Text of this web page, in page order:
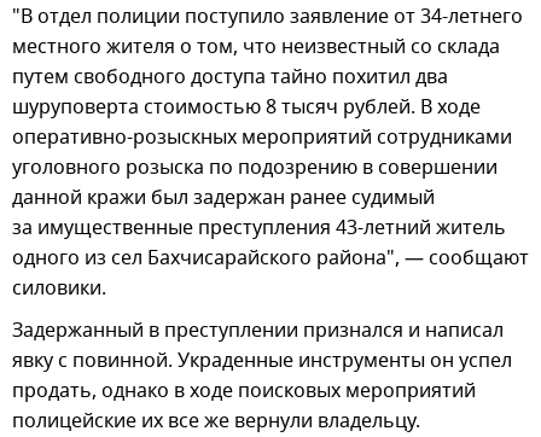
"В отдел полиции поступило заявление от 34-летнего
местного жителя о том, что неизвестный со склада
путем свободного доступа тайно похитил два
шуруповерта стоимостью 8 тысяч рублей. В ходе
оперативно-розыскных мероприятий сотрудниками
уголовного розыска по подозрению в совершении
данной кражи был задержан ранее судимый
за имущественные преступления 43-летний житель
одного из сел Бахчисарайского района", — сообщают
силовики.
Задержанный в преступлении признался и написал
явку с повинной. Украденные инструменты он успел
продать, однако в ходе поисковых мероприятий
полицейские их все же вернули владельцу.